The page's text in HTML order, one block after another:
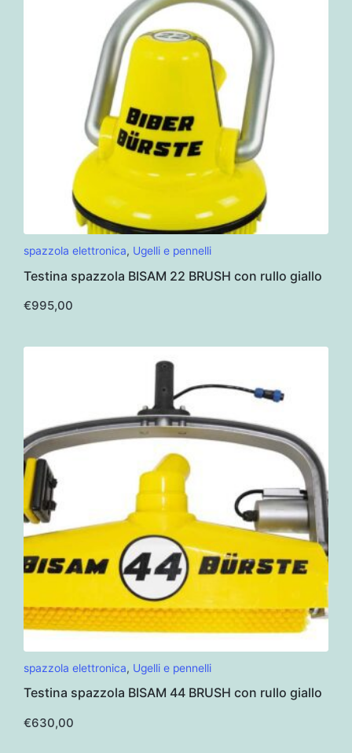
spazzola elettronica, Ugelli e pennelli
Testina spazzola BISAM 22 BRUSH con rullo giallo
€995,00
spazzola elettronica, Ugelli e pennelli
Testina spazzola BISAM 44 BRUSH con rullo giallo
€630,00